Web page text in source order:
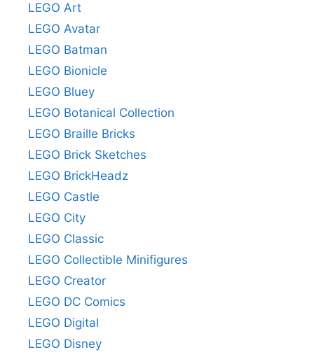
LEGO Art
LEGO Avatar
LEGO Batman
LEGO Bionicle
LEGO Bluey
LEGO Botanical Collection
LEGO Braille Bricks
LEGO Brick Sketches
LEGO BrickHeadz
LEGO Castle
LEGO City
LEGO Classic
LEGO Collectible Minifigures
LEGO Creator
LEGO DC Comics
LEGO Digital
LEGO Disney